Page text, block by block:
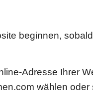
beginnen,
Adresse Ihrer
wählen oder